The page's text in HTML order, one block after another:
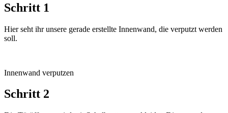
Schritt 1
Hier seht ihr unsere gerade erstellte Innenwand, die verputzt werden
soll.
Innenwand verputzen
Schritt 2